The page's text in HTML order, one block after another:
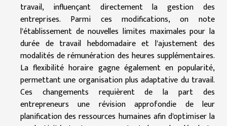
travail, influençant directement la gestion des
entreprises. Parmi ces modifications, on note
l'établissement de nouvelles limites maximales pour la
durée de travail hebdomadaire et l'ajustement des
modalités de rémunération des heures supplémentaires.
La flexibilité horaire gagne également en popularité,
permettant une organisation plus adaptative du travail.
Ces changements requièrent de la part des
entrepreneurs une révision approfondie de leur
planification des ressources humaines afin d'optimiser la